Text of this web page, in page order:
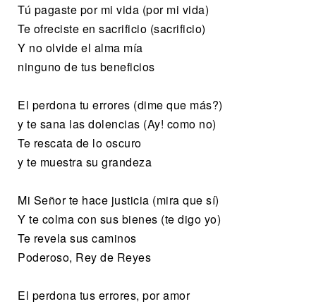
Tú pagaste por mi vida (por mi vida)
Te ofreciste en sacrificio (sacrificio)
Y no olvide el alma mía
ninguno de tus beneficios
El perdona tu errores (dime que más?)
y te sana las dolencias (Ay! como no)
Te rescata de lo oscuro
y te muestra su grandeza
Mi Señor te hace justicia (mira que sí)
Y te colma con sus bienes (te digo yo)
Te revela sus caminos
Poderoso, Rey de Reyes
El perdona tus errores, por amor